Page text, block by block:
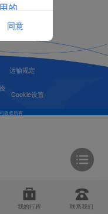
运输规定
Cookie设置
版权所有
我的行程 联系我们
的
同意